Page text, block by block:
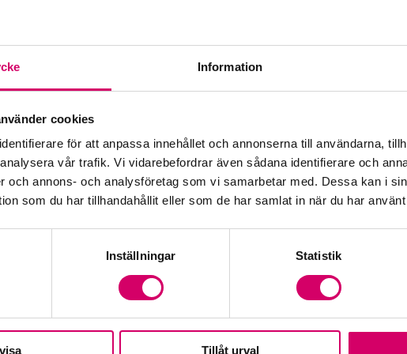
Information
cookies
för att anpassa innehållet och annonserna till användarna,
vår trafik. Vi vidarebefordrar även sådana identifierare och
och annons- och analysföretag som vi samarbetar med. Dessa kan i
som du har tillhandahållit eller som de har samlat in när du har
Inställningar Statistik
Tillåt urval